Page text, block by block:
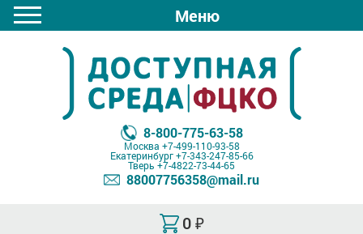
Меню
8-800-775-63-58
Москва +7-499-110-93-58
Екатеринбург+7-343-247-85-66
Тверь +7-4822-73-44-65
88007756358@mail.ru
0 ₽